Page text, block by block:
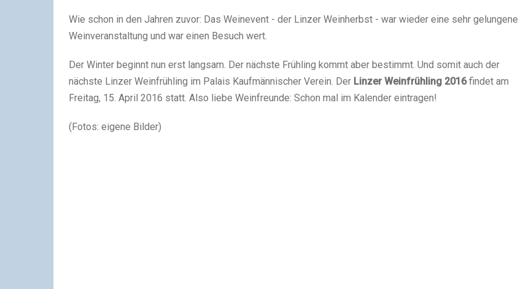
Wie schon in den Jahren zuvor: Das Weinevent - der Linzer Weinherbst - war wieder eine sehr gelungene
Weinveranstaltung und war einen Besuch wert.
Der Winter beginnt nun erst langsam. Der nächste Frühling kommt aber bestimmt. Und somit auch der
nächste Linzer Weinfrühling im Palais Kaufmännischer Verein. Der Linzer Weinfrühling 2016findet am
Freitag, 15. April 2016 statt. Also liebe Weinfreunde: Schon mal im Kalender eintragen!
(Fotos: eigene Bilder)